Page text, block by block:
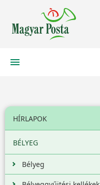
HÍRLAPOK
BÉLYEG
Bélyeg